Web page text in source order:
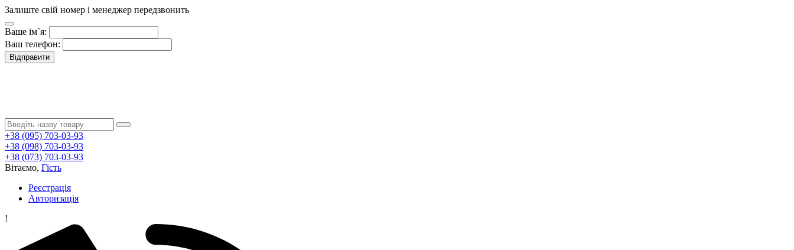
Залиште свій номер і менеджер передзвонить
Ваше ім`я:
Ваш телефон:
Відправити
+38 (095) 703-03-93
+38 (098) 703-03-93
+38 (073) 703-03-93
Вітаємо, Гість
Реєстрація
Авторизація
!